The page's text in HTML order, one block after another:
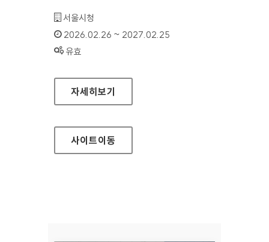
기관명 :
서울시청
인증기간 :
2026.02.26 ~ 2027.02.25
상태 :
유효
서울도시공간포털
자세히보기
사이트이동